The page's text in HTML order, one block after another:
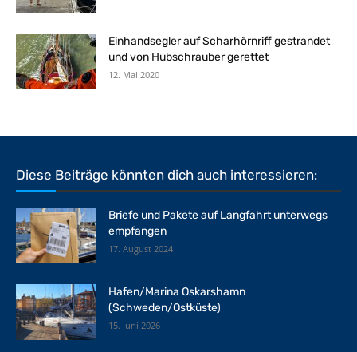
Einhandsegler auf Scharhörnriff gestrandet
und von Hubschrauber gerettet
12. Mai 2020
Diese Beiträge könnten dich auch interessieren:
Briefe und Pakete auf Langfahrt unterwegs
empfangen
17. August 2024
Hafen/Marina Oskarshamn
(Schweden/Ostküste)
15. Juni 2026